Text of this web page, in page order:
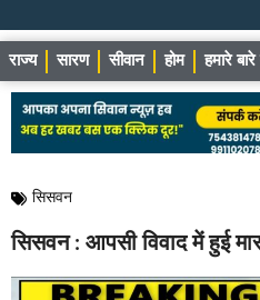
राज्य सारण सीवान होम हमारे
सिसवन
सिसवन : आपसी विवाद में हुई